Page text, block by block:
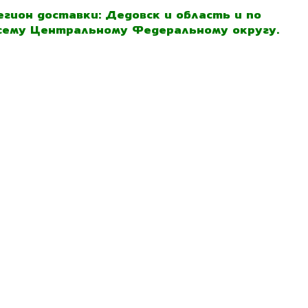
доставки: Дедовск и область и по
Центральному Федеральному округу.